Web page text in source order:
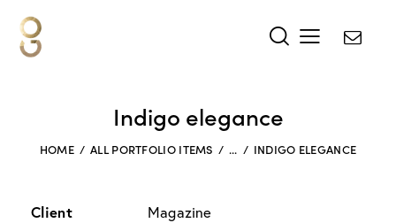
Indigo elegance
HOME ALL PORTFOLIO ITEMS ... INDIGO ELEGANCE
Client
Magazine